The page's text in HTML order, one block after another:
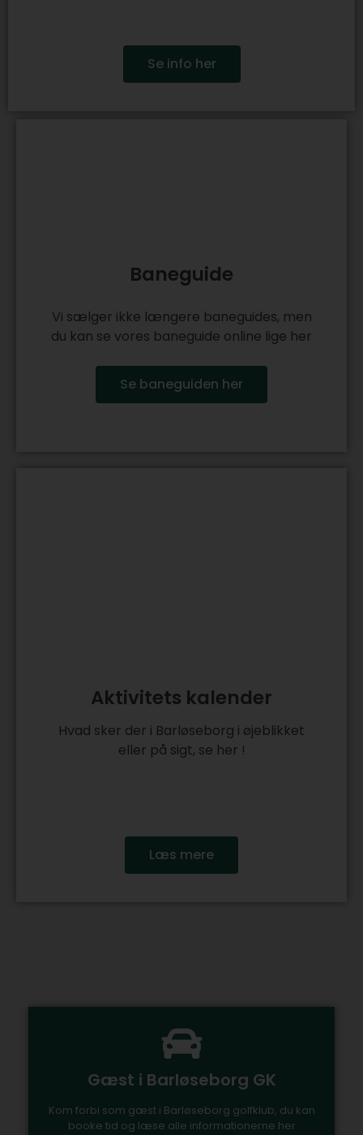
Se info her
Baneguide
Vi sælger ikke længere baneguides, men
du kan se vores baneguide online lige her
Se baneguiden her
Aktivitets kalender
Hvad sker der i Barløseborg i øjeblikket
eller på sigt, se her !
Læs mere
Gæst i Barløseborg GK
Kom forbi som gæst i Barløseborg golfklub, du kan
booke tid og læse alle informationerne her